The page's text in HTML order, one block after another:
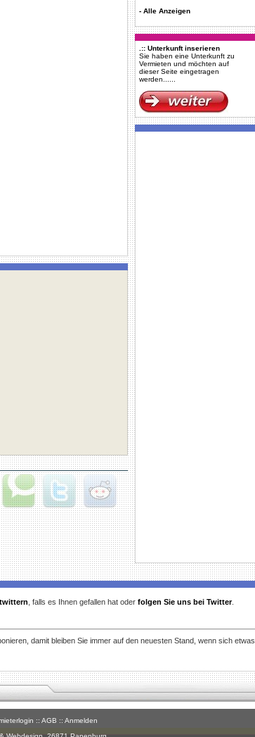
Technorati Twitter Reddit
- Alle Anzeigen
.:: Unterkunft inserieren
Sie haben eine Unterkunft zu
Vermieten und möchten auf
dieser Seite eingetragen
werden......
, falls es Ihnen gefallen hat oder folgen Sie uns bei Twitter.
damit bleiben Sie immer auf den neuesten Stand, wenn sich etwas
:: AGB :: Anmelden